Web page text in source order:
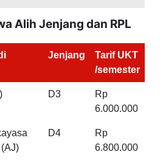
Alih Jenjang dan RPL
Jenjang
Tarif UKT
/semester
D3
Rp
6.000.000
D4
Rp
6.800.000